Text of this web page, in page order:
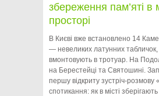
збереження пам’яті в
просторі
В Києві вже встановлено 14
— невеликих латунних табличок,
вмонтовують в тротуар. На
на Берестейці та Святошині.
першу відкриту зустріч-розмову
спотикання: як в місті